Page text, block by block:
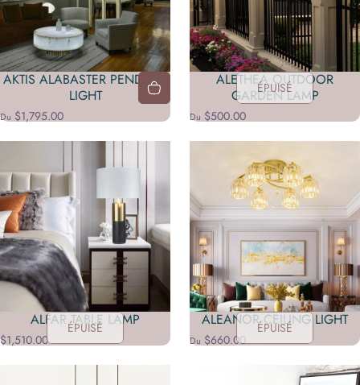
AKTIS ALABASTER PENDANT
LIGHT
Du $1,795.00
ÉPUISÉ
ALETHEA OUTDOOR
GARDEN LAMP
Du $500.00
ÉPUISÉ
ALFAR TABLE LAMP
$1,510.00
ÉPUISÉ
ALEANOR CEILING LIGHT
Du $660.00